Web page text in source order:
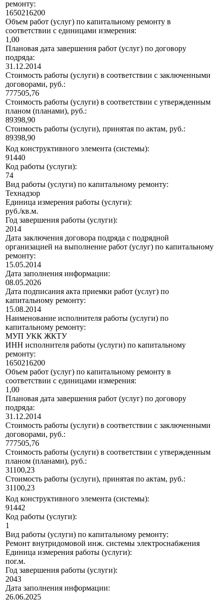
ремонту:
1650216200
Объем работ (услуг) по капитальному ремонту в
соответствии с единицами измерения:
1,00
Плановая дата завершения работ (услуг) по договору
подряда:
31.12.2014
Стоимость работы (услуги) в соответствии с заключенными
договорами, руб.:
777505,76
Стоимость работы (услуги) в соответствии с утвержденным
планом (планами), руб.:
89398,90
Стоимость работы (услуги), принятая по актам, руб.:
89398,90
Код конструктивного элемента (системы):
91440
Код работы (услуги):
74
Вид работы (услуги) по капитальному ремонту:
Технадзор
Единица измерения работы (услуги):
руб./кв.м.
Год завершения работы (услуги):
2014
Дата заключения договора подряда с подрядной
организацией на выполнение работ (услуг) по капитальному
ремонту:
15.05.2014
Дата заполнения информации:
08.05.2026
Дата подписания акта приемки работ (услуг) по
капитальному ремонту:
15.08.2014
Наименование исполнителя работы (услуги) по
капитальному ремонту:
МУП УКК ЖКТУ
ИНН исполнителя работы (услуги) по капитальному
ремонту:
1650216200
Объем работ (услуг) по капитальному ремонту в
соответствии с единицами измерения:
1,00
Плановая дата завершения работ (услуг) по договору
подряда:
31.12.2014
Стоимость работы (услуги) в соответствии с заключенными
договорами, руб.:
777505,76
Стоимость работы (услуги) в соответствии с утвержденным
планом (планами), руб.:
31100,23
Стоимость работы (услуги), принятая по актам, руб.:
31100,23
Код конструктивного элемента (системы):
91442
Код работы (услуги):
1
Вид работы (услуги) по капитальному ремонту:
Ремонт внутридомовой инж. системы электроснабжения
Единица измерения работы (услуги):
пог.м.
Год завершения работы (услуги):
2043
Дата заполнения информации:
26.06.2025